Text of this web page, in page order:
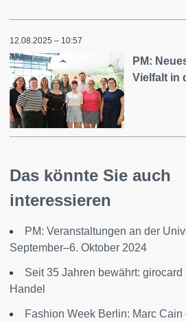
12.08.2025 – 10:57
PM:
Vielfalt in
Das könnte Sie auch
interessieren
PM: Veranstaltungen an der
September–6. Oktober 2024
Seit 35 Jahren bewährt: girocard
Handel
Fashion Week Berlin: Marc Cain